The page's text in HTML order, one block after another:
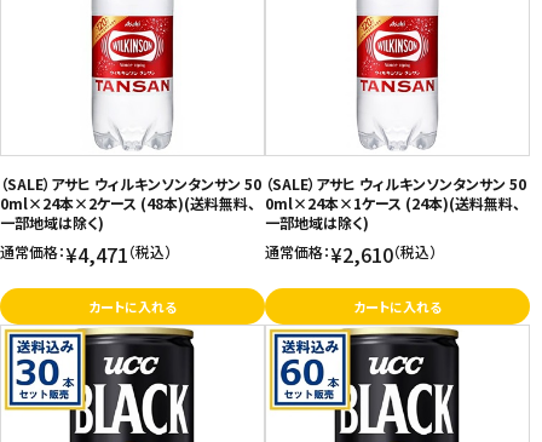
（SALE）アサヒ ウィルキンソンタンサン 50
0ml×24本×2ケース (48本)(送料無料、
一部地域は除く)
通常価格：¥4,471（税込）
カートに入れる
（SALE）アサヒ ウィルキンソンタンサン 50
0ml×24本×1ケース (24本)(送料無料、
一部地域は除く)
通常価格：¥2,610（税込）
カートに入れる